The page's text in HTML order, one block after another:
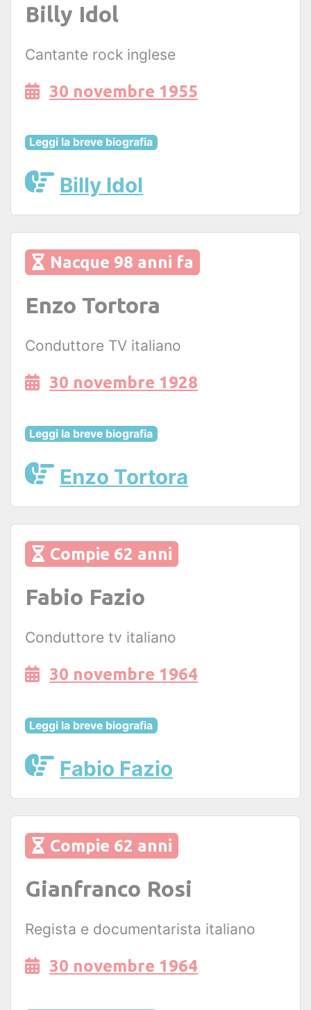
Billy Idol
Cantante rock inglese
30 novembre 1955
Leggi la breve biografia
Billy Idol
Nacque 98 anni fa
Enzo Tortora
Conduttore TV italiano
30 novembre 1928
Leggi la breve biografia
Enzo Tortora
Compie 62 anni
Fabio Fazio
Conduttore tv italiano
30 novembre 1964
Leggi la breve biografia
Fabio Fazio
Compie 62 anni
Gianfranco Rosi
Regista e documentarista italiano
30 novembre 1964